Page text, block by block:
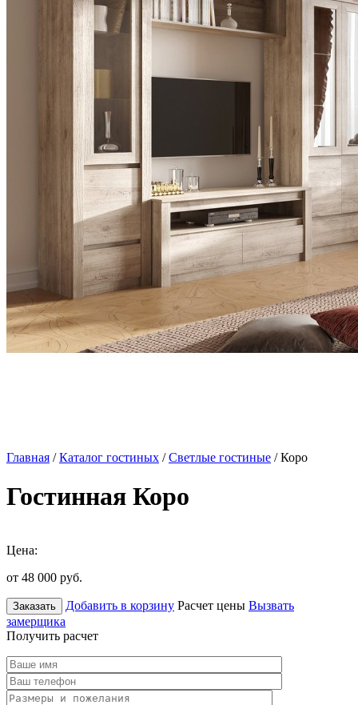
Главная /Каталог гостиных /Светлые гостиные / Коро
Гостинная Коро
Цена:
от 48 000 руб.
Заказать Добавить в корзину Расчет цены Вызвать
замерщика
Получить расчет